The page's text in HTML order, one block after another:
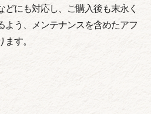
にも対応し、ご購入後も末永く
よう、メンテナンスを含めたアフ
す。